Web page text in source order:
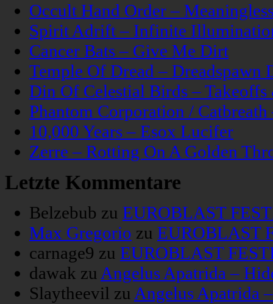
Occult Hand Order –
Spirit Adrift – Infinite
Cancer Bats – Give Me Dirt
Temple Of Dread – Dreadspawn
Din Of Celestial Birds –
Phantom Corporation /
10,000 Years – Esox Lucifer
Zerre – Rotting On A Golden
Letzte Kommentare
Belzebub zu EUROBLAST
Max Gregorio zu EUROBLAST
carnage9 zu EUROBLAST
dawak zu Angelus Apatrida –
Slaytheevil zu Angelus Apatrida